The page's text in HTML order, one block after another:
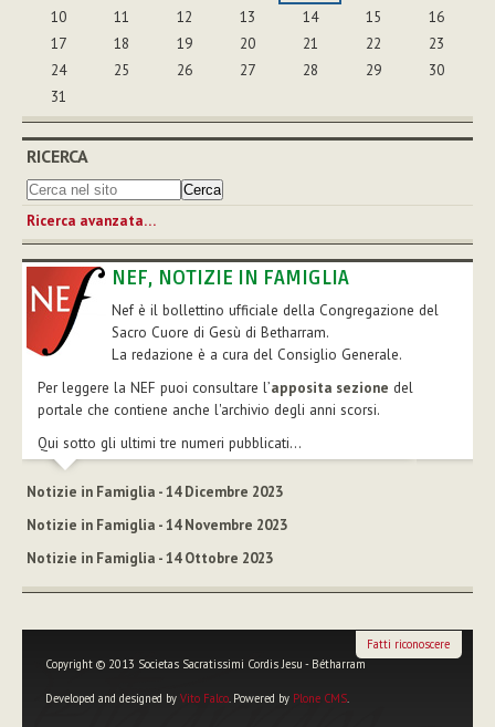
10
11 12 13 14 15
16
17
18 19 20 21 22
23
24
25 26 27 28 29
30
31
RICERCA
Ricerca avanzata…
NEF, NOTIZIE IN FAMIGLIA
Nef è il bollettino ufficiale della Congregazione del
Sacro Cuore di Gesù di Betharram.
La redazione è a cura del Consiglio Generale.
Per leggere la NEF puoi consultare l’apposita sezione del
portale che contiene anche l'archivio degli anni scorsi.
Qui sotto gli ultimi tre numeri pubblicati...
Notizie in Famiglia - 14 Dicembre 2023
Notizie in Famiglia - 14 Novembre 2023
Notizie in Famiglia - 14 Ottobre 2023
Copyright © 2013 Societas Sacratissimi Cordis Jesu - Bétharram
Developed and designed by Vito Falco. Powered by Plone CMS.
Fatti riconoscere